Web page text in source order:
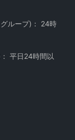
ループ)： 24時
平日24時間以